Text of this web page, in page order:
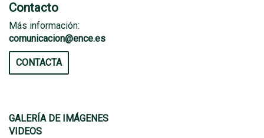
Contacto
Más información:
comunicacion@ence.es
CONTACTA
GALERÍA DE IMÁGENES
VIDEOS